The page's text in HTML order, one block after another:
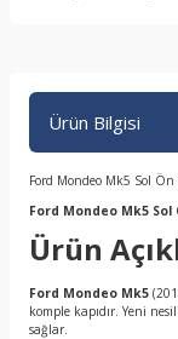
Ürün Bilgisi
Ford Mondeo Mk5 Sol Ön
Ford Mondeo Mk5 Sol
Ürün
Ford Mondeo Mk5
komple kapıdır. Yeni
sağlar.